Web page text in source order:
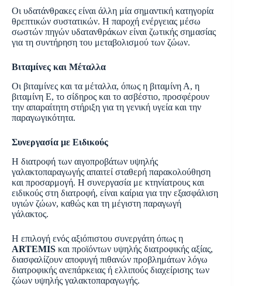
Οι υδατάνθρακες είναι άλλη μία σημαντική κατηγορία
θρεπτικών συστατικών. Η παροχή ενέργειας μέσω
σωστών πηγών υδατανθράκων είναι ζωτικής σημασίας
για τη συντήρηση του μεταβολισμού των ζώων.
Βιταμίνες και Μέταλλα
Οι βιταμίνες και τα μέταλλα, όπως η βιταμίνη Α, η
βιταμίνη Ε, το σίδηρος και το ασβέστιο, προσφέρουν
την απαραίτητη στήριξη για τη γενική υγεία και την
παραγωγικότητα.
Συνεργασία με Ειδικούς
Η διατροφή των αιγοπροβάτων υψηλής
γαλακτοπαραγωγής απαιτεί σταθερή παρακολούθηση
και προσαρμογή. Η συνεργασία με κτηνίατρους και
ειδικούς στη διατροφή, είναι καίρια για την εξασφάλιση
υγιών ζώων, καθώς και τη μέγιστη παραγωγή
γάλακτος.
Η επιλογή ενός αξιόπιστου συνεργάτη όπως η
ARTEMIS και προϊόντων υψηλής διατροφικής αξίας,
διασφαλίζουν αποφυγή πιθανών προβλημάτων λόγω
διατροφικής ανεπάρκειας ή ελλιπούς διαχείρισης των
ζώων υψηλής γαλακτοπαραγωγής.